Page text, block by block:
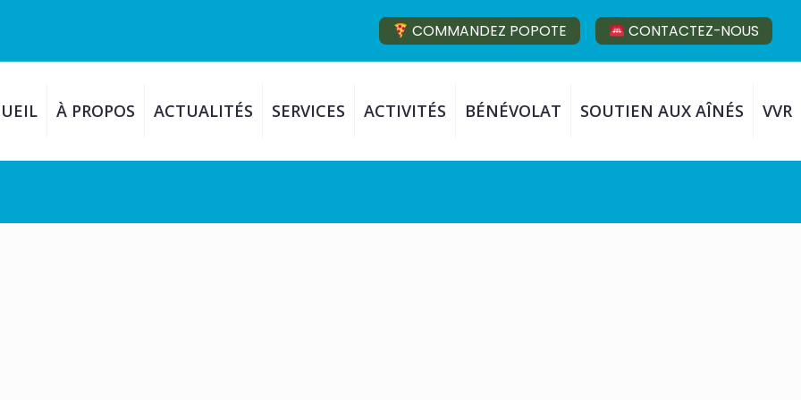
COMMANDEZ POPOTE CONTACTEZ-NOUS
À PROPOS ACTUALITÉS SERVICES ACTIVITÉS BÉNÉVOLAT SOUTIEN AUX AÎNÉS VVR